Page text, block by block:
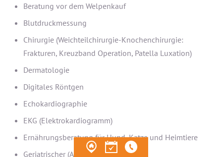
Beratung vor dem Welpenkauf
Blutdruckmessung
Chirurgie (Weichteilchirurgie-Knochenchirurgie:
Frakturen, Kreuzband Operation, Patella Luxation)
Dermatologie
Digitales Röntgen
Echokardiographie
EKG (Elektrokardiogramm)
Ernährungsberatung für Hund, Katze und Heimtiere
Geriatrischer (Alters-)Check